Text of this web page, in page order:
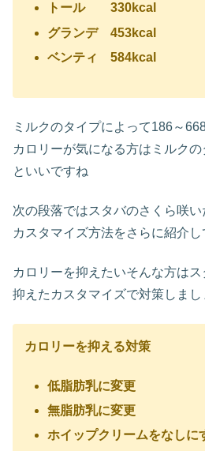
トール 330kcal
グランデ 453kcal
ベンティ 584kcal
ミルクのタイプによって186～
カロリーが気になる方はミルク
といいですね
次の段落ではスタバのさくら咲
カスタマイズ方法をさらに紹介
カロリーを抑えたいそんな方は
抑えたカスタマイズで対策しまし
カロリーを抑える対策
低脂肪乳に変更
無脂肪乳に変更
ホイップクリームをなしに